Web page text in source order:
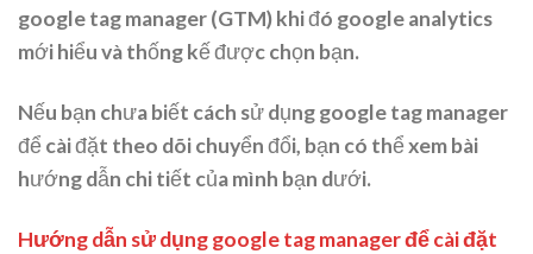
google tag manager (GTM) khi đó google analytics
mới hiểu và thống kế được chọn bạn.
Nếu bạn chưa biết cách sử dụng google tag manager
để cài đặt theo dõi chuyển đổi, bạn có thể xem bài
hướng dẫn chi tiết của mình bạn dưới.
Hướng dẫn sử dụng google tag manager để cài đặt